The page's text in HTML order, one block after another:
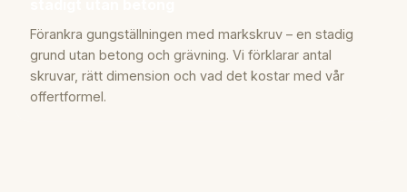
Förankra gungställningen med markskruv – en stadig
grund utan betong och grävning. Vi förklarar antal
skruvar, rätt dimension och vad det kostar med vår
offertformel.